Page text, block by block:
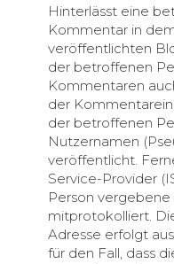
Hinterlässt eine
Kommentar in
veröffentlichten
der betroffenen
Kommentaren
der
der betroffenen
Nutzernamen
veröffentlicht.
Service-Provider
Person vergebene
mitprotokolliert.
Adresse erfolgt
für den Fall, dass